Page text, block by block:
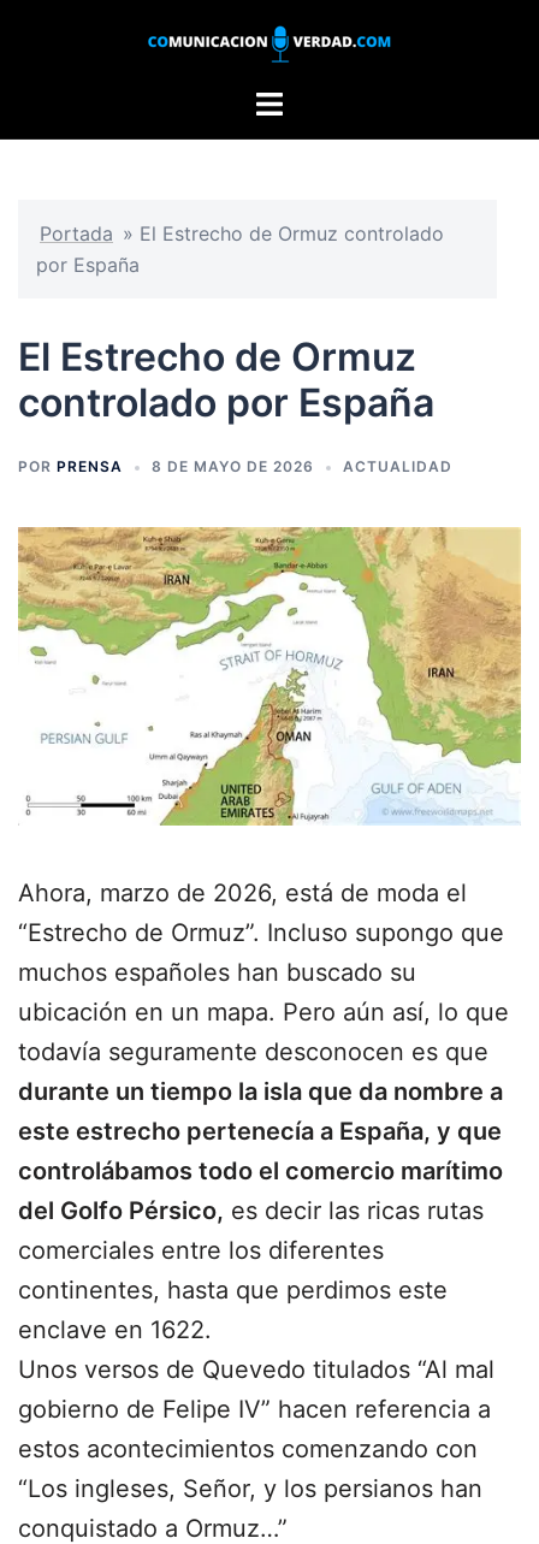
Alternar
Portada » El Estrecho de Ormuz controlado
por España
El Estrecho de Ormuz
controlado por España
POR PRENSA 8 DE MAYO DE 2026 ACTUALIDAD
Ahora, marzo de 2026, está de moda el
“Estrecho de Ormuz”. Incluso supongo que
muchos españoles han buscado su
ubicación en un mapa. Pero aún así, lo que
todavía seguramente desconocen es que
durante un tiempo la isla que da nombre a
este estrecho pertenecía a España, y que
controlábamos todo el comercio marítimo
del Golfo Pérsico, es decir las ricas rutas
comerciales entre los diferentes
continentes, hasta que perdimos este
enclave en 1622.
Unos versos de Quevedo titulados “Al mal
gobierno de Felipe IV” hacen referencia a
estos acontecimientos comenzando con
“Los ingleses, Señor, y los persianos han
conquistado a Ormuz…”